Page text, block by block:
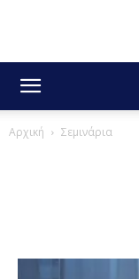
Αρχική Σεμινάρια